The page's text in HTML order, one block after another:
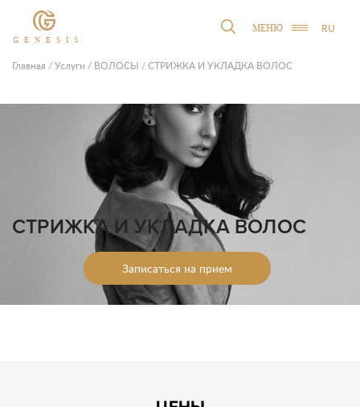
GENESIS
МЕНЮ RU
Главная /Услуги / ВОЛОСЫ /СТРИЖКА И УКЛАДКА ВОЛОС
СТРИЖКА И УКЛАДКА ВОЛОС
Записаться на прием